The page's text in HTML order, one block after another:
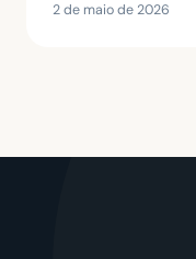
2 de maio de 2026